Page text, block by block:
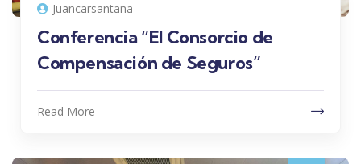
Juancarsantana
Conferencia “El Consorcio de
Compensación de Seguros”
Read More